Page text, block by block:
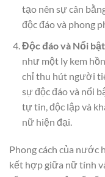
tạo nên sự cân
độc đáo và phong
Độc đáo và Nổi
như một ly kem
chỉ thu hút người
sự độc đáo và nổi
tự tin, độc lập và
nữ hiện đại.
Phong cách của nước
kết hợp giữa nữ tính